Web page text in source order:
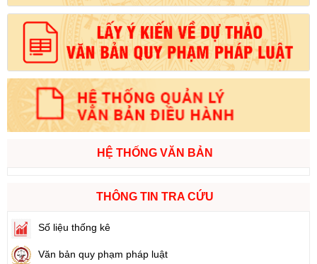
HỆ THỐNG VĂN BẢN
THÔNG TIN TRA CỨU
Số liệu thống kê
Văn bản quy phạm pháp luật